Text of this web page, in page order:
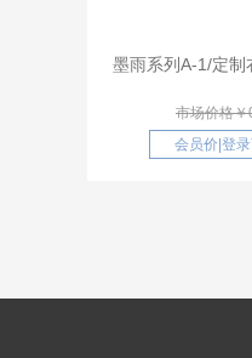
墨雨系列A-1/定制
市场价格￥
会员价 登